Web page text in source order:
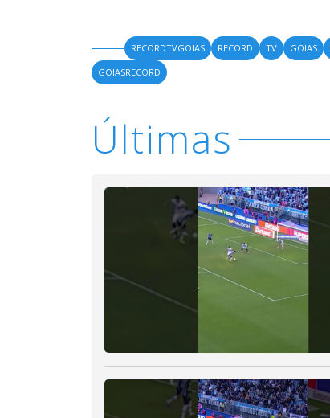
RECORDTVGOIAS RECORD TV GOIAS
GOIASRECORD
Últimas